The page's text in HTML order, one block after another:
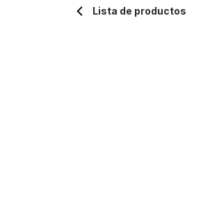
Lista de productos
Lista de productos